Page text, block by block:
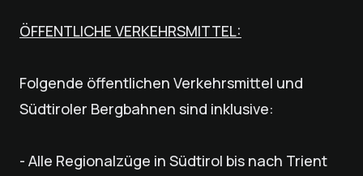
ÖFFENTLICHE VERKEHRSMITTEL:
Folgende öffentlichen Verkehrsmittel und
Südtiroler Bergbahnen sind inklusive:
- Alle Regionalzüge in Südtirol bis nach Trient